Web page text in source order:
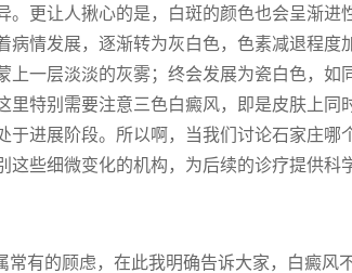
更让人揪心的是，白斑的颜色也会呈渐进
病情发展，逐渐转为灰白色，色素减退程度
上一层淡淡的灰雾；终会发展为瓷白色，如
特别需要注意三色白癜风，即是皮肤上同
于进展阶段。所以啊，当我们讨论石家庄哪
些细微变化的机构，为后续的诊疗提供科
有的顾虑，在此我明确告诉大家，白癜风